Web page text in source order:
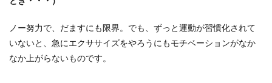
ノー努力で、だますにも限界。でも、ずっと運動が習慣化されて
いないと、急にエクササイズをやろうにもモチベーションがなか
なか上がらないものです。